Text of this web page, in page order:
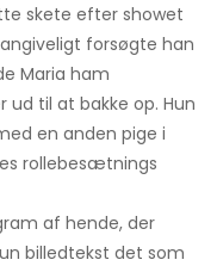
skete efter showet
forsøgte han
Maria ham
ud til at bakke op. Hun
en anden pige i
rollebesætnings
af hende, der
billedtekst det som